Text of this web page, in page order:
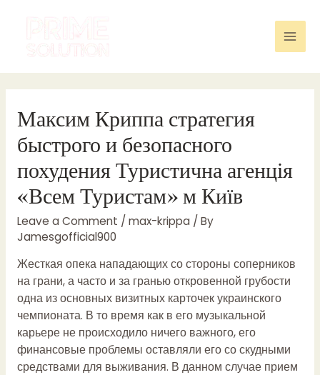
Максим Криппа стратегия
быстрого и безопасного
похудения Туристична агенція
«Всем Туристам» м Київ
Leave a Comment / max-krippa/ By
Jamesgofficial900
Жесткая опека нападающих со стороны соперников
на грани, а часто и за гранью откровенной грубости
одна из основных визитных карточек украинского
чемпионата. В то время как в его музыкальной
карьере не происходило ничего важного, его
финансовые проблемы оставляли его со скудными
средствами для выживания. В данном случае прием